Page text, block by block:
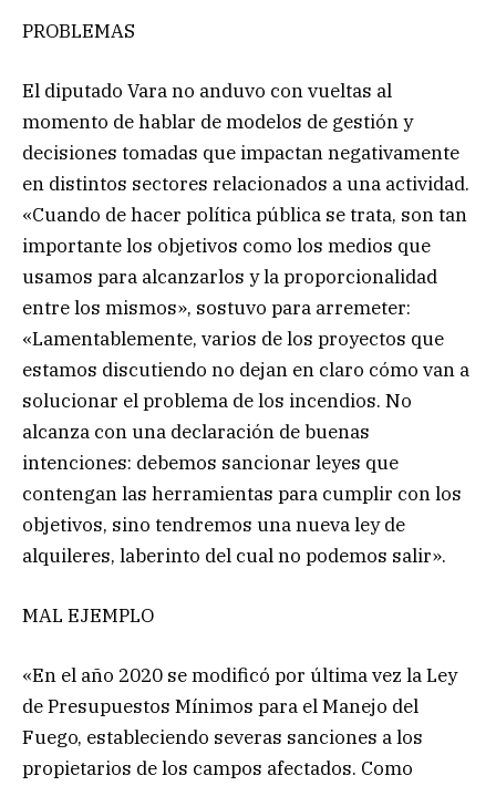
PROBLEMAS
El diputado Vara no anduvo con vueltas al
momento de hablar de modelos de gestión y
decisiones tomadas que impactan negativamente
en distintos sectores relacionados a una actividad.
«Cuando de hacer política pública se trata, son tan
importante los objetivos como los medios que
usamos para alcanzarlos y la proporcionalidad
entre los mismos», sostuvo para arremeter:
«Lamentablemente, varios de los proyectos que
estamos discutiendo no dejan en claro cómo van a
solucionar el problema de los incendios. No
alcanza con una declaración de buenas
intenciones: debemos sancionar leyes que
contengan las herramientas para cumplir con los
objetivos, sino tendremos una nueva ley de
alquileres, laberinto del cual no podemos salir».
MAL EJEMPLO
«En el año 2020 se modificó por última vez la Ley
de Presupuestos Mínimos para el Manejo del
Fuego, estableciendo severas sanciones a los
propietarios de los campos afectados. Como